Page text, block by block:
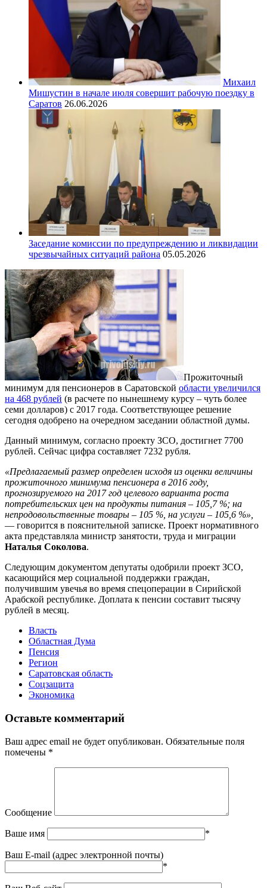
Михаил
Мишустин в начале июля совершит рабочую поездку в
Саратов 26.06.2026
Заседание комиссии по предупреждению и ликвидации
чрезвычайных ситуаций района 05.05.2026
Прожиточный
минимум для пенсионеров в Саратовской области увеличился
на 468 рублей (в расчете по нынешнему курсу – чуть более
семи долларов) с 2017 года. Соответствующее решение
сегодня одобрено на очередном заседании областной думы.
Данный минимум, согласно проекту ЗСО, достигнет 7700
рублей. Сейчас цифра составляет 7232 рубля.
«Предлагаемый размер определен исходя из оценки величины
прожиточного минимума пенсионера в 2016 году,
прогнозируемого на 2017 год целевого варианта роста
потребительских цен на продукты питания – 105,7 %; на
непродовольственные товары – 105 %, на услуги – 105,6 %»,
— говорится в пояснительной записке. Проект нормативного
акта представляла министр занятости, труда и миграции
Наталья Соколова.
Следующим документом депутаты одобрили проект ЗСО,
касающийся мер социальной поддержки граждан,
получившим увечья во время спецоперации в Сирийской
Арабской республике. Доплата к пенсии составит тысячу
рублей в месяц.
Власть
Областная Дума
Пенсия
Регион
Саратовская область
Соцзащита
Экономика
Оставьте комментарий
Ваш адрес email не будет опубликован. Обязательные поля
помечены *
Сообщение
Ваше имя *
Ваш E-mail (адрес электронной почты)
*